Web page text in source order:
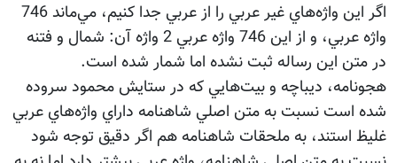
اگر اين واژه‌هاي غير عربي را از عربي جدا كنيم، مي‌ماند 746
واژه عربي، و از اين 746 واژه عربي 2 واژه آن: شمال و فتنه
در متن اين رساله ثبت نشده اما شمار شده است.
هجونامه، ديباچه و بيت‌هايي كه در ستايش محمود سروده
شده است نسبت به متن اصلي شاهنامه داراي واژه‌هاي عربي
غليظ استند، به ملحقات شاهنامه هم اگر دقيق توجه شود